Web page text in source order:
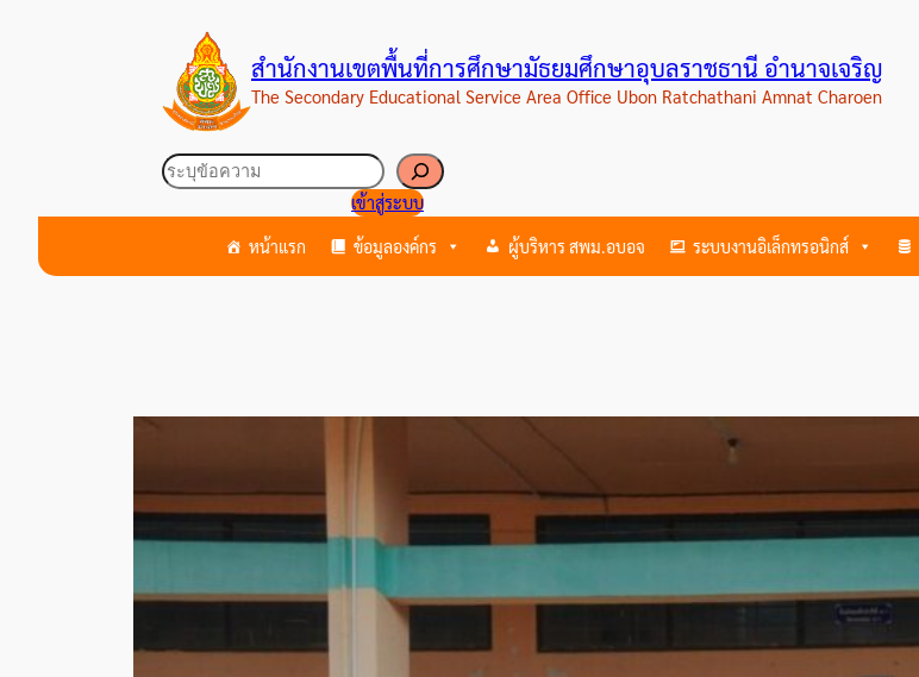
สำนักงานเขตพื้นที่การศึกษามัธยมศึกษาอุบลราชธานี อำนาจเจริญ
The Secondary Educational Service Area Office Ubon Ratchathani Amnat Charoen
ค้นหา
เข้าสู่ระบบ
หน้าแรก ข้อมูลองค์กร ผู้บริหาร สพม.อบอจ ระบบงานอิเล็กทรอนิกส์